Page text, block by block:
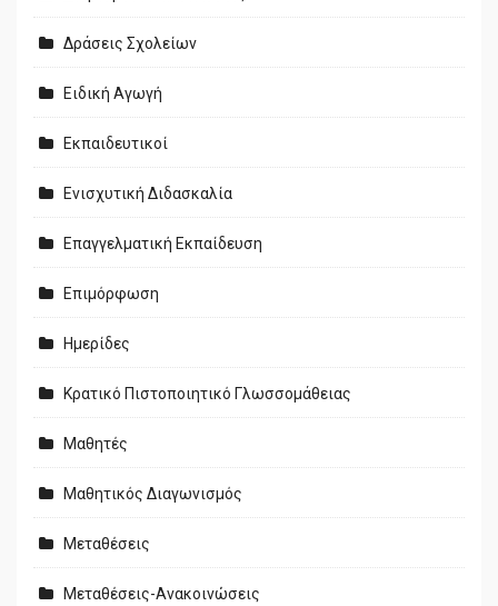
Δράσεις Σχολείων
Ειδική Αγωγή
Εκπαιδευτικοί
Ενισχυτική Διδασκαλία
Επαγγελματική Εκπαίδευση
Επιμόρφωση
Ημερίδες
Κρατικό Πιστοποιητικό Γλωσσομάθειας
Μαθητές
Μαθητικός Διαγωνισμός
Μεταθέσεις
Μεταθέσεις-Ανακοινώσεις